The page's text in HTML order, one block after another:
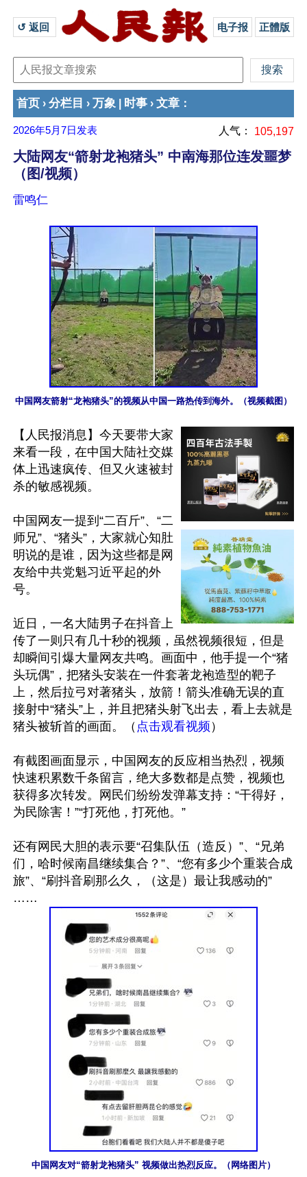
↺ 返回 电子报 正體版
首页 › 分栏目 › 万象 时事 › 文章 ：
2026年5月7日 发表 人气： 105,197
大陆网友“箭射龙袍猪头” 中南海那位连发噩梦
（图/视频）
雷鸣仁
中国网友箭射“龙袍猪头”的视频从中国一路热传到海外。（视频截图）
【人民报消息】今天要带大家
来看一段，在中国大陆社交媒
体上迅速疯传、但又火速被封
杀的敏感视频。
中国网友一提到“二百斤”、“二
师兄”、“猪头”，大家就心知肚
明说的是谁，因为这些都是网
友给中共党魁习近平起的外
号。
近日，一名大陆男子在抖音上
传了一则只有几十秒的视频，虽然视频很短，但是
却瞬间引爆大量网友共鸣。画面中，他手提一个“猪
头玩偶”，把猪头安装在一件套著龙袍造型的靶子
上，然后拉弓对著猪头，放箭！箭头准确无误的直
接射中“猪头”上，并且把猪头射飞出去，看上去就是
猪头被斩首的画面。（ 点击观看视频 ）
有截图画面显示，中国网友的反应相当热烈，视频
快速积累数千条留言，绝大多数都是点赞，视频也
获得多次转发。网民们纷纷发弹幕支持：“干得好，
为民除害！”“打死他，打死他。”
还有网民大胆的表示要“召集队伍（造反）”、“兄弟
们，哈时候南昌继续集合？”、“您有多少个重装合成
旅”、“刷抖音刷那么久，（这是）最让我感动的”
中国网友对“箭射龙袍猪头” 视频做出热烈反应。（网络图片）